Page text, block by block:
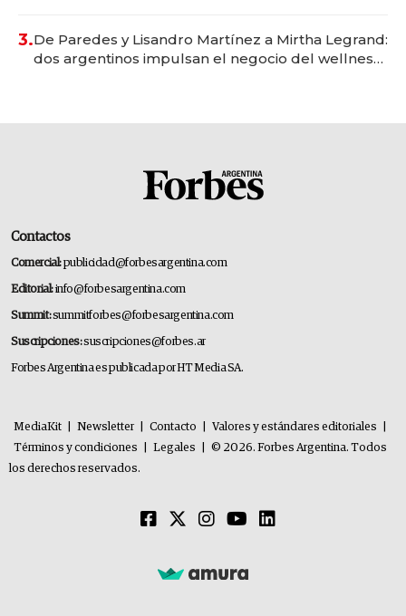
3.De Paredes y Lisandro Martínez a Mirtha Legrand:
dos argentinos impulsan el negocio del wellness
Contactos
Comercial:publicidad@forbesargentina.com
Editorial:info@forbesargentina.com
Summit:summitforbes@forbesargentina.com
Suscripciones:suscripciones@forbes.ar
Forbes Argentina es publicada por HT Media SA.
MediaKit Newsletter Contacto Valores y estándares editoriales
Términos y condiciones
Legales
© 2026. Forbes Argentina. Todos
los derechos reservados.